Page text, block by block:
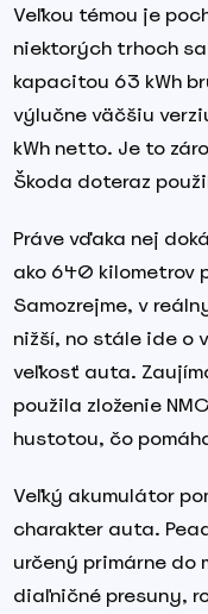
Veľkou témou je
niektorých trhoch
kapacitou 63 kWh
výlučne väčšiu
kWh netto. Je to
Škoda doteraz
Práve vďaka nej
ako 640 kilometrov
Samozrejme, v
nižší, no stále ide o
veľkosť auta.
použila zloženie
hustotou, čo
Veľký akumulátor
charakter auta.
určený primárne do
diaľničné presuny,